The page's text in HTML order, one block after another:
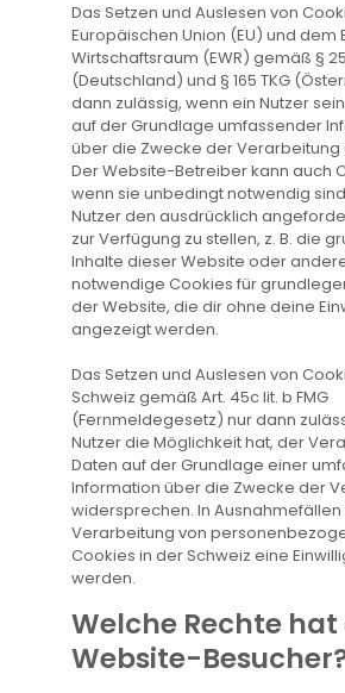
Das Setzen und Auslesen von
Europäischen Union (EU) und dem
Wirtschaftsraum (EWR) gemäß § 25
(Deutschland) und § 165 TKG
dann zulässig, wenn ein Nutzer
auf der Grundlage umfassender
über die Zwecke der
Der Website-Betreiber kann auch
wenn sie unbedingt notwendig
Nutzer den ausdrücklich
zur Verfügung zu stellen, z. B. die
Inhalte dieser Website oder
notwendige Cookies für
der Website, die dir ohne deine
angezeigt werden.
Das Setzen und Auslesen von
Schweiz gemäß Art. 45c lit. b FMG
(Fernmeldegesetz) nur dann
Nutzer die Möglichkeit hat, der
Daten auf der Grundlage einer
Information über die Zwecke der
widersprechen. In Ausnahmefällen
Verarbeitung von
Cookies in der Schweiz eine
werden.
Welche Rechte hat
Website-